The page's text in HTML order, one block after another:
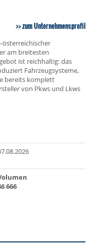
zum Unternehmensprofil
österreichischer
am breitesten
ist reichhaltig: das
Fahrzeugsysteme,
bereits komplett
von Pkws und Lkws
666